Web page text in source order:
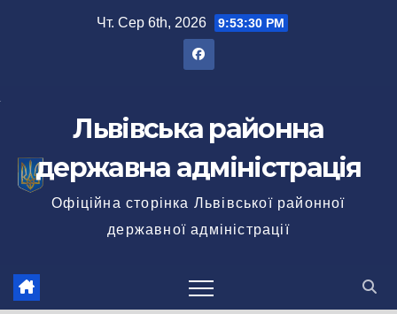
Чт. Сер 6th, 2026 9:53:31 PM
Львівська районна
державна адміністрація
Офіційна сторінка Львівської районної
державної адміністрації